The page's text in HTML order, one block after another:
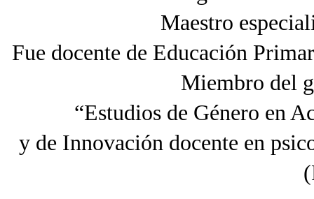
Maestro
Fue docente de Educación
Miembro del
“Estudios de Género en
y de Innovación docente en